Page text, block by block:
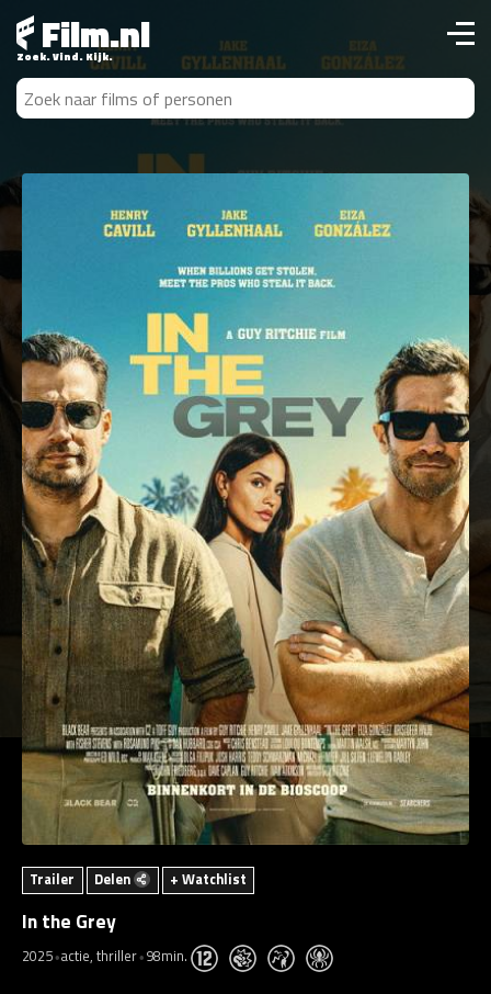
Film.nl
Zoek. Vind. Kijk.
Trailer Delen + Watchlist
In the Grey
2025 actie, thriller 98min.